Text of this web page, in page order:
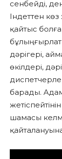
сенбейді,
Індеттен
қайтыс
дәрігері,
өкілдері,
барады.
шамасы